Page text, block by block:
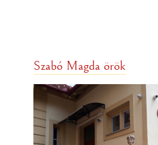
Szabó Magda örök